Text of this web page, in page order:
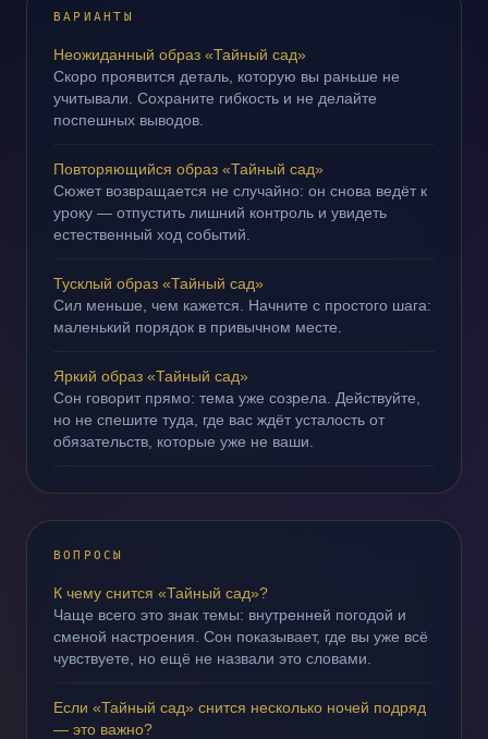
ВАРИАНТЫ
Неожиданный образ «Тайный сад»
Скоро проявится деталь, которую вы раньше не
учитывали. Сохраните гибкость и не делайте
поспешных выводов.
Повторяющийся образ «Тайный сад»
Сюжет возвращается не случайно: он снова ведёт к
уроку — отпустить лишний контроль и увидеть
естественный ход событий.
Тусклый образ «Тайный сад»
Сил меньше, чем кажется. Начните с простого шага:
маленький порядок в привычном месте.
Яркий образ «Тайный сад»
Сон говорит прямо: тема уже созрела. Действуйте,
но не спешите туда, где вас ждёт усталость от
обязательств, которые уже не ваши.
ВОПРОСЫ
К чему снится «Тайный сад»?
Чаще всего это знак темы: внутренней погодой и
сменой настроения. Сон показывает, где вы уже всё
чувствуете, но ещё не назвали это словами.
Если «Тайный сад» снится несколько ночей подряд
— это важно?